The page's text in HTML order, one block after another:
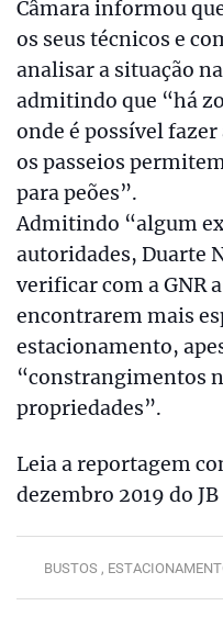
Câmara informou
os seus técnicos e
analisar a situação
admitindo que “há
onde é possível
os passeios
para peões”.
Admitindo “algum
autoridades, Duarte
verificar com a GNR
encontrarem mais
estacionamento,
“constrangimentos
propriedades”.
Leia a reportagem
dezembro 2019 do JB
BUSTOS ,